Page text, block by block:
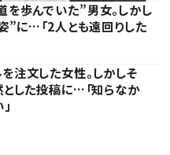
歩んでいた”男女。しかし
に…「2人とも遠回りした
注文した女性。しかしそ
した投稿に…「知らなか